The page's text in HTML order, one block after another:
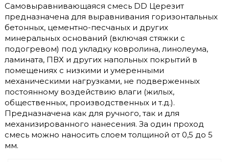
Самовыравнивающаяся смесь DD Церезит
предназначена для выравнивания горизонтальных
бетонных, цементно-песчаных и других
минеральных оснований (включая стяжки с
подогревом) под укладку ковролина, линолеума,
ламината, ПВХ и других напольных покрытий в
помещениях с низкими и умеренными
механическими нагрузками, не подверженных
постоянному воздействию влаги (жилых,
общественных, производственных и т.д.).
Предназначена как для ручного, так и для
механизированного нанесения. За один проход
смесь можно наносить слоем толщиной от 0,5 до 5
мм.